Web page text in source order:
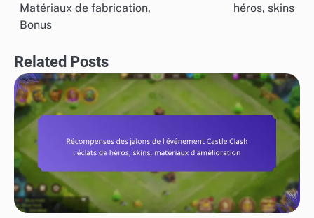
Matériaux de fabrication,
Bonus
héros, skins
Related Posts